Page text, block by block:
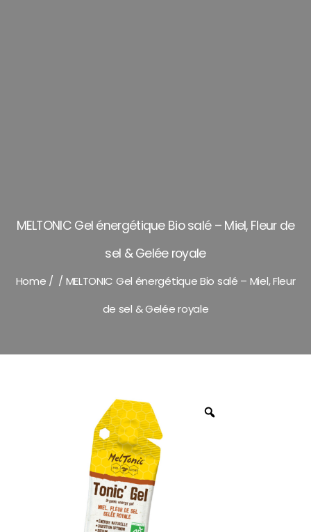
MELTONIC Gel énergétique Bio salé – Miel, Fleur de
sel & Gelée royale
Home / / MELTONIC Gel énergétique Bio salé – Miel, Fleur
de sel & Gelée royale